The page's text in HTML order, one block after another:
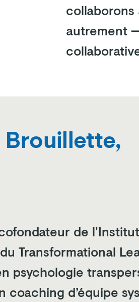
autrement
Brouillette,
de
Transformational
psychologie
coaching d’équipe